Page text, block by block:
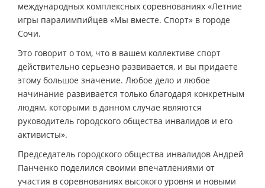
международных комплексных соревнованиях «Летние
игры паралимпийцев «Мы вместе. Спорт» в городе
Сочи.
Это говорит о том, что в вашем коллективе спорт
действительно серьезно развивается, и вы придаете
этому большое значение. Любое дело и любое
начинание развивается только благодаря конкретным
людям, которыми в данном случае являются
руководитель городского общества инвалидов и его
активисты».
Председатель городского общества инвалидов Андрей
Панченко поделился своими впечатлениями от
участия в соревнованиях высокого уровня и новыми